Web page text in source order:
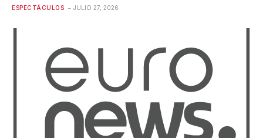
ESPECTÁCULOS JULIO 27, 2026